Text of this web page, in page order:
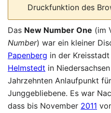
Druckfunktion des
Das New Number One (im
Number) war ein kleiner
Papenberg in der Kreisstadt
Helmstedt in
Jahrzehnten Anlaufpunkt
Junggebliebene. Es war
dass bis November 2011